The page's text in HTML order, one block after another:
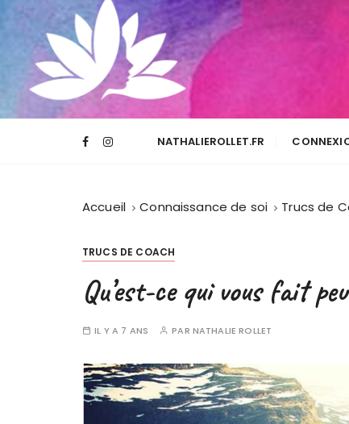
NATHALIEROLLET.FR
Accueil Connaissance de soi Trucs de
TRUCS DE COACH
Qu’est-ce qui vous fait
IL Y A 7 ANS PAR NATHALIE ROLLET